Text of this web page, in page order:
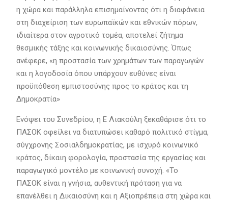
η χώρα και παράλληλα επισημαίνοντας ότι η διαφάνεια
στη διαχείριση των ευρωπαϊκών και εθνικών πόρων,
ιδιαίτερα στον αγροτικό τομέα, αποτελεί ζήτημα
θεσμικής τάξης και κοινωνικής δικαιοσύνης. Όπως
ανέφερε, «η προστασία των χρημάτων των παραγωγών
και η λογοδοσία όπου υπάρχουν ευθύνες είναι
προϋπόθεση εμπιστοσύνης προς το κράτος και τη
Δημοκρατία»
Ενόψει του Συνεδρίου, η Ε Λιακούλη ξεκαθάρισε ότι το
ΠΑΣΟΚ οφείλει να διατυπώσει καθαρό πολιτικό στίγμα,
σύγχρονης Σοσιαλδημοκρατίας, με ισχυρό κοινωνικό
κράτος, δίκαιη φορολογία, προστασία της εργασίας και
παραγωγικό μοντέλο με κοινωνική συνοχή. «Το
ΠΑΣΟΚ είναι η γνήσια, αυθεντική πρόταση για να
επανέλθει η Δικαιοσύνη και η Αξιοπρέπεια στη χώρα και